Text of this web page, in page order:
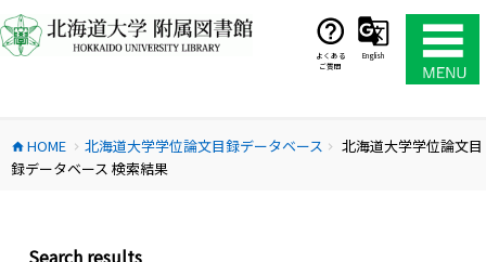
ン
テ
ス
キ
よくある
ご質問
English
home HOME chevron_right 北海道大学学位論文目録データベース chevron_right
北海道大学学位論文目
録データベース 検索結果
Search results